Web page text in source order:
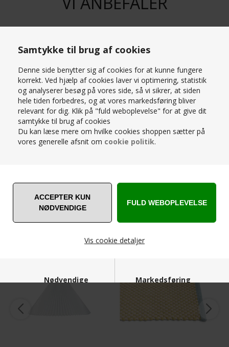
Samtykke til brug af cookies
Denne side benytter sig af cookies for at kunne fungere
korrekt. Ved hjælp af cookies laver vi optimering, statistik
og analyserer besøg på vores side, så vi sikrer, at siden
hele tiden forbedres, og at vores markedsføring bliver
relevant for dig. Klik på "fuld weboplevelse" for at give dit
samtykke til brug af cookies
Du kan læse mere om hvilke cookies shoppen sætter på
vores generelle afsnit om cookie politik.
Vis cookie detaljer
Nødvendige Markedsføring
PRIS
5.999,00
POPULÆRE LIGE NU